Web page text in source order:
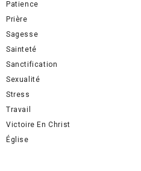
Patience
Prière
Sagesse
Sainteté
Sanctification
Sexualité
Stress
Travail
Victoire En Christ
Église